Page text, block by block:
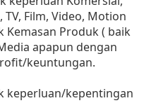
Film, Video, Motion
Kemasan Produk ( baik
apapun dengan
keuntungan.
keperluan/kepentingan